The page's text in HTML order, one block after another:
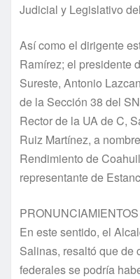
Judicial y Legislativo
Así como el dirigente
Ramírez; el presidente
Sureste, Antonio
de la Sección 38 del
Rector de la UA de C,
Ruiz Martínez, a
Rendimiento de
representante de
PRONUNCIAMIENTOS
En este sentido, el
Salinas, resaltó que de
federales se podría